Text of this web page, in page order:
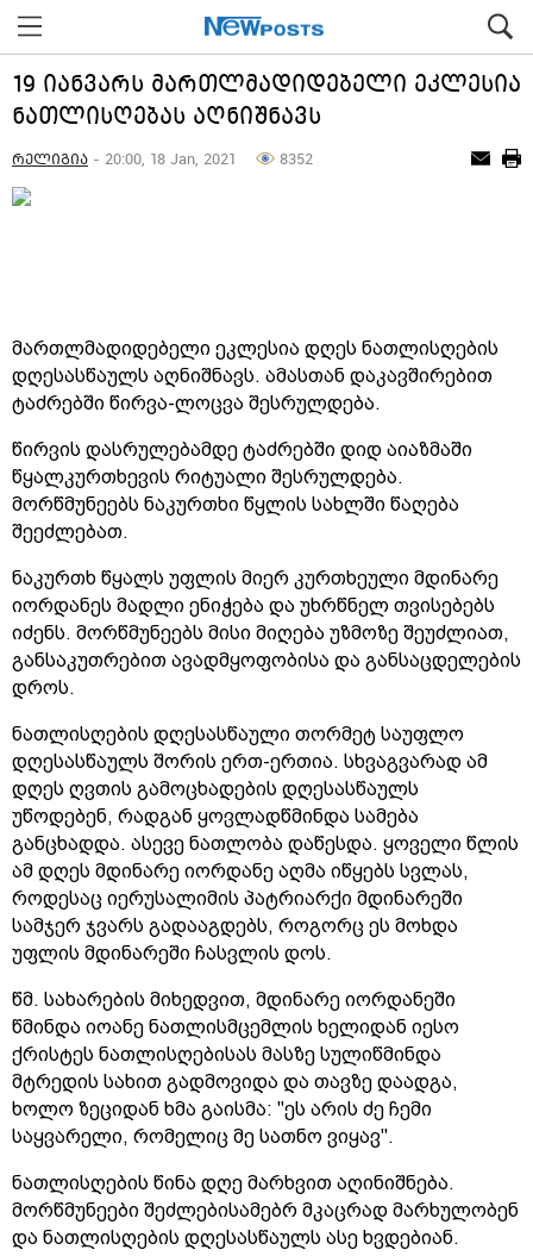
19 იანვარს მართლმადიდებელი ეკლესია
ნათლისღებას აღნიშნავს
რელიგია - 20:00, 18 Jan, 2021 8352
მართლმადიდებელი ეკლესია დღეს ნათლისღების
დღესასწაულს აღნიშნავს. ამასთან დაკავშირებით
ტაძრებში წირვა-ლოცვა შესრულდება.
წირვის დასრულებამდე ტაძრებში დიდ აიაზმაში
წყალკურთხევის რიტუალი შესრულდება.
მორწმუნეებს ნაკურთხი წყლის სახლში წაღება
შეეძლებათ.
ნაკურთხ წყალს უფლის მიერ კურთხეული მდინარე
იორდანეს მადლი ენიჭება და უხრწნელ თვისებებს
იძენს. მორწმუნეებს მისი მიღება უზმოზე შეუძლიათ,
განსაკუთრებით ავადმყოფობისა და განსაცდელების
დროს.
ნათლისღების დღესასწაული თორმეტ საუფლო
დღესასწაულს შორის ერთ-ერთია. სხვაგვარად ამ
დღეს ღვთის გამოცხადების დღესასწაულს
უწოდებენ, რადგან ყოვლადწმინდა სამება
განცხადდა. ასევე ნათლობა დაწესდა. ყოველი წლის
ამ დღეს მდინარე იორდანე აღმა იწყებს სვლას,
როდესაც იერუსალიმის პატრიარქი მდინარეში
სამჯერ ჯვარს გადააგდებს, როგორც ეს მოხდა
უფლის მდინარეში ჩასვლის დოს.
წმ. სახარების მიხედვით, მდინარე იორდანეში
წმინდა იოანე ნათლისმცემლის ხელიდან იესო
ქრისტეს ნათლისღებისას მასზე სულიწმინდა
მტრედის სახით გადმოვიდა და თავზე დაადგა,
ხოლო ზეციდან ხმა გაისმა: "ეს არის ძე ჩემი
საყვარელი, რომელიც მე სათნო ვიყავ".
ნათლისღების წინა დღე მარხვით აღინიშნება.
მორწმუნეები შეძლებისამებრ მკაცრად მარხულობენ
და ნათლისღების დღესასწაულს ასე ხვდებიან.